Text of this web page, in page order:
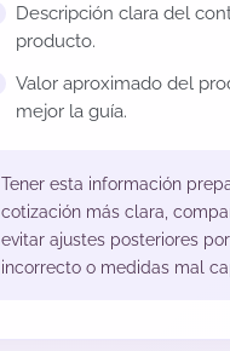
Descripción clara del
producto.
Valor aproximado del
mejor la guía.
Tener esta información
cotización más clara,
evitar ajustes posteriores
incorrecto o medidas mal